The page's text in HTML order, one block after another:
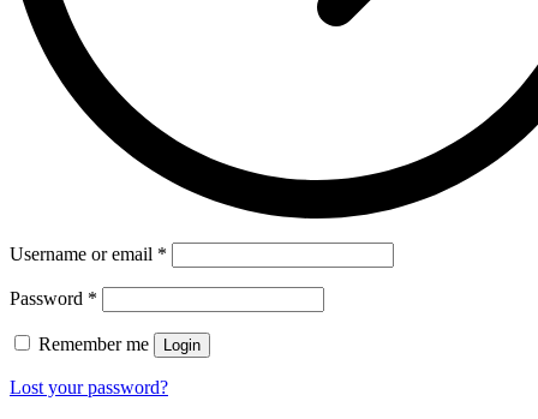
Username or email *
Password *
Remember me Login
Lost your password?